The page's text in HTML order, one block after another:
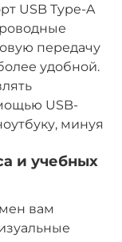
USB Type-A
передачу
удобной.
USB-
минуя
и учебных
вам